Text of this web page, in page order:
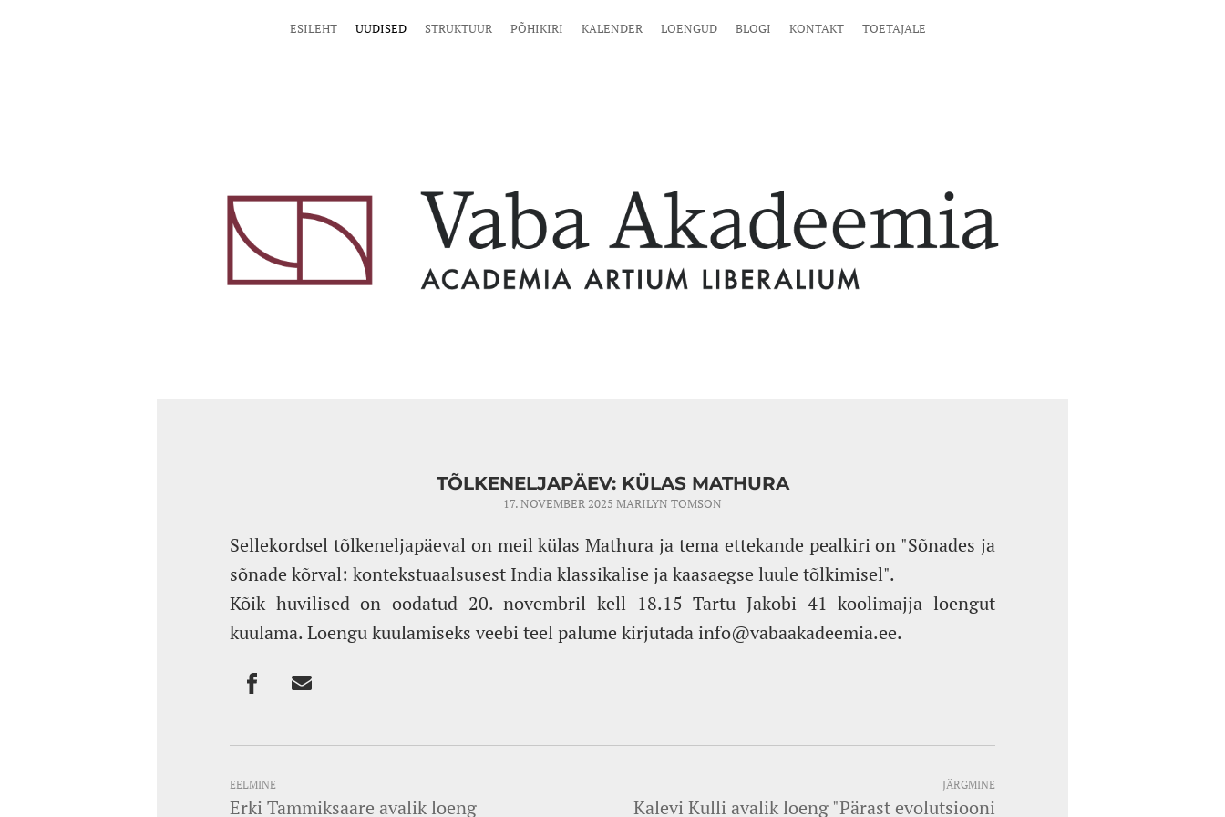
ESILEHT UUDISED STRUKTUUR PÕHIKIRI KALENDER LOENGUD BLOGI KONTAKT TOETAJALE
TÕLKENELJAPÄEV: KÜLAS MATHURA
17. NOVEMBER 2025 MARILYN TOMSON
Sellekordsel tõlkeneljapäeval on meil külas Mathura ja tema ettekande pealkiri on "Sõnades ja
sõnade kõrval: kontekstuaalsusest India klassikalise ja kaasaegse luule tõlkimisel".
Kõik huvilised on oodatud 20. novembril kell 18.15 Tartu Jakobi 41 koolimajja loengut
kuulama. Loengu kuulamiseks veebi teel palume kirjutada info@vabaakadeemia.ee.
EELMINE
Erki Tammiksaare avalik loeng
JÄRGMINE
Kalevi Kulli avalik loeng "Pärast evolutsiooni